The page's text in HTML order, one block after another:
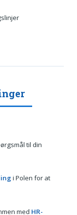
til din
i Polen for at
med HR-